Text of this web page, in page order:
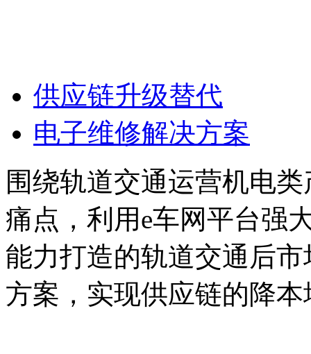
供应链升级替代
电子维修解决方案
围绕轨道交通运营机电
痛点，利用e车网平台强
能力打造的轨道交通后
方案，实现供应链的降